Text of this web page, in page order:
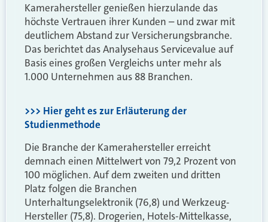
Kamerahersteller genießen hierzulande das
höchste Vertrauen ihrer Kunden – und zwar mit
deutlichem Abstand zur Versicherungsbranche.
Das berichtet das Analysehaus Servicevalue auf
Basis eines großen Vergleichs unter mehr als
1.000 Unternehmen aus 88 Branchen.
>>> Hier geht es zur Erläuterung der
Studienmethode
Die Branche der Kamerahersteller erreicht
demnach einen Mittelwert von 79,2 Prozent von
100 möglichen. Auf dem zweiten und dritten
Platz folgen die Branchen
Unterhaltungselektronik (76,8) und Werkzeug-
Hersteller (75,8). Drogerien, Hotels-Mittelkasse,